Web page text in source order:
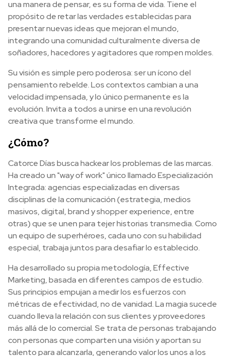
una manera de pensar, es su forma de vida. Tiene el
propósito de retar las verdades establecidas para
presentar nuevas ideas que mejoran el mundo,
integrando una comunidad culturalmente diversa de
soñadores, hacedores y agitadores que rompen moldes.
Su visión es simple pero poderosa: ser un ícono del
pensamiento rebelde. Los contextos cambian a una
velocidad impensada, y lo único permanente es la
evolución. Invita a todos a unirse en una revolución
creativa que transforme el mundo.
¿Cómo?
Catorce Días busca hackear los problemas de las marcas.
Ha creado un "way of work" único llamado Especialización
Integrada: agencias especializadas en diversas
disciplinas de la comunicación (estrategia, medios
masivos, digital, brand y shopper experience, entre
otras) que se unen para tejer historias transmedia. Como
un equipo de superhéroes, cada uno con su habilidad
especial, trabaja juntos para desafiar lo establecido.
Ha desarrollado su propia metodología, Effective
Marketing, basada en diferentes campos de estudio.
Sus principios empujan a medir los esfuerzos con
métricas de efectividad, no de vanidad. La magia sucede
cuando lleva la relación con sus clientes y proveedores
más allá de lo comercial. Se trata de personas trabajando
con personas que comparten una visión y aportan su
talento para alcanzarla, generando valor los unos a los